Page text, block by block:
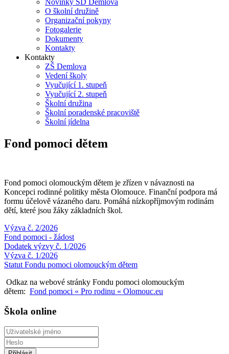
Novinky ŠD Demlova
O školní družině
Organizační pokyny
Fotogalerie
Dokumenty
Kontakty
Kontakty
ZŠ Demlova
Vedení školy
Vyučující 1. stupeň
Vyučující 2. stupeň
Školní družina
Školní poradenské pracoviště
Školní jídelna
Fond pomoci dětem
Fond pomoci olomouckým dětem je zřízen v návaznosti na
Koncepci rodinné politiky města Olomouce. Finanční podpora má
formu účelově vázaného daru. Pomáhá nízkopříjmovým rodinám
dětí, které jsou žáky základních škol.
Výzva č. 2/2026
Fond pomoci - žádost
Dodatek výzvy č. 1/2026
Výzva č. 1/2026
Statut Fondu pomoci olomouckým dětem
Odkaz na webové stránky Fondu pomoci olomouckým
dětem: Fond pomoci « Pro rodinu « Olomouc.eu
Škola online